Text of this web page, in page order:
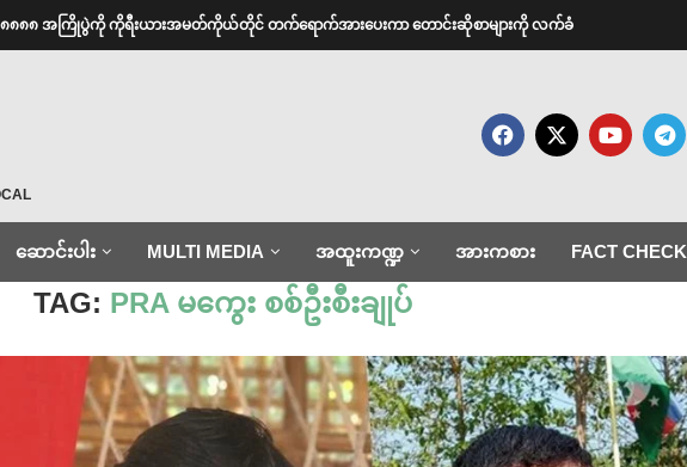
၈၈၈ အကြိုပွဲကို ကိုရီးယားအမတ်ကိုယ်တိုင် တက်ရောက်အားပေးကာ တောင်းဆိုစာများကို လက်ခံ
ဆောင်းပါး MULTI MEDIA အထူးကဏ္ဍ အားကစား FACT CHECK
TAG: PRA မကွေး စစ်ဦးစီးချုပ်